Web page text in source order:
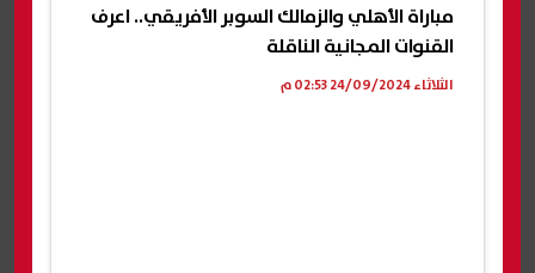
مباراة الأهلي والزمالك السوبر الأفريقي.. اعرف
القنوات المجانية الناقلة
الثلاثاء 24/09/2024 02:53 م